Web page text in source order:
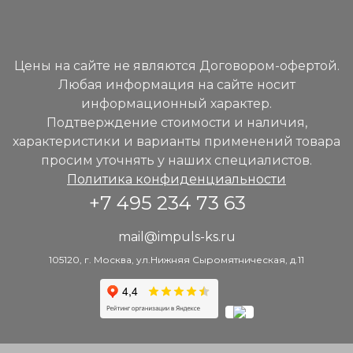
Цены на сайте не являются Договором-офертой.
Любая информация на сайте носит
информационный характер.
Подтверждение стоимости и наличия,
характеристики и варианты применений товара
просим уточнять у наших специалистов.
Политика конфиденциальности
+7 495 234 73 63
mail@impuls-ks.ru
105120, г. Москва, ул.Нижняя Сыромятническая, д.11